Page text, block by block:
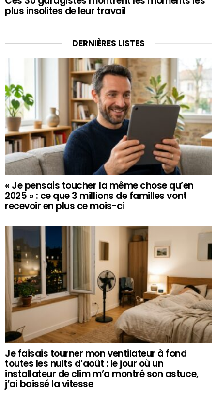
plus insolites de leur travail
DERNIÈRES LISTES
« Je pensais toucher la même chose qu’en
2025 » : ce que 3 millions de familles vont
recevoir en plus ce mois-ci
Je faisais tourner mon ventilateur à fond
toutes les nuits d’août : le jour où un
installateur de clim m’a montré son astuce,
j’ai baissé la vitesse